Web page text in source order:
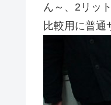
ん～、2リッ
比較用に普通